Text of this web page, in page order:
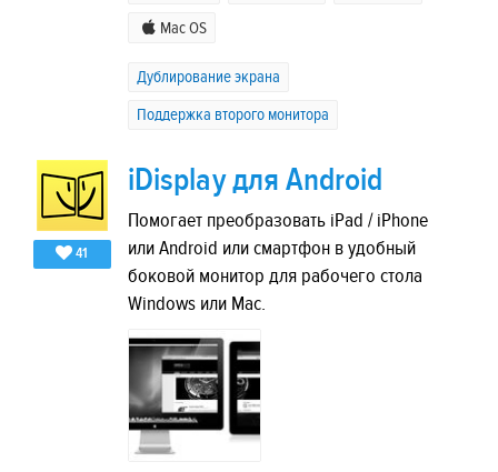
Mac OS
Дублирование экрана
Поддержка второго монитора
41
iDisplay для Android
Помогает преобразовать iPad / iPhone
или Android или смартфон в удобный
боковой монитор для рабочего стола
Windows или Mac.